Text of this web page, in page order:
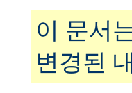
이 문서
변경된